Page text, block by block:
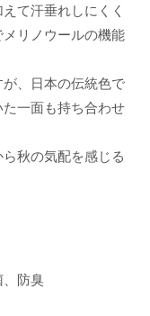
て汗垂れしにくく
リノウールの機能
、日本の伝統色で
一面も持ち合わせ
秋の気配を感じる
、防臭